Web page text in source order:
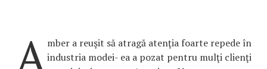
mber a reuşit să atragă atenţia foarte repede în
industria modei- ea a pozat pentru mulţi clienţi